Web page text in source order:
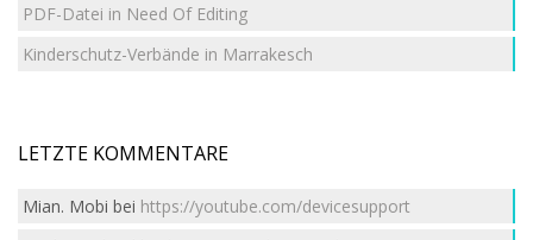
PDF-Datei in Need Of Editing
Kinderschutz-Verbände in Marrakesch
LETZTE KOMMENTARE
Mian. Mobi bei https://youtube.com/devicesupport